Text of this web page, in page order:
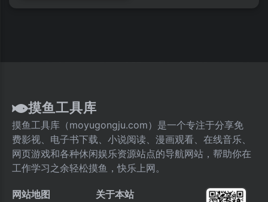
摸鱼工具库
摸鱼工具库（moyugongju.com）是一个专注于分享免
费影视、电子书下载、小说阅读、漫画观看、在线音乐、
网页游戏和各种休闲娱乐资源站点的导航网站，帮助你在
工作学习之余轻松摸鱼，快乐上网。
网站地图 关于本站